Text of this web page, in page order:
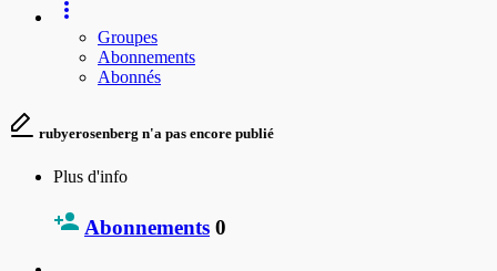
Groupes
Abonnements
Abonnés
rubyerosenberg n'a pas encore publié
Plus d'info
Abonnements 0